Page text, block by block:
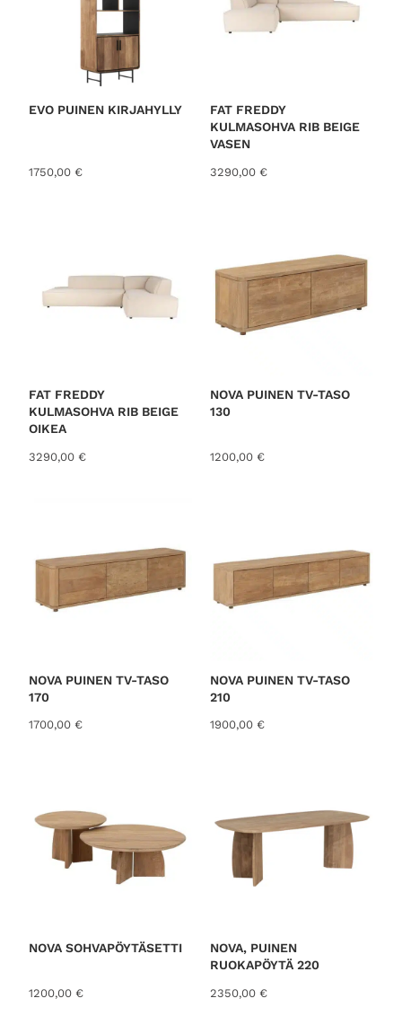
EVO PUINEN KIRJAHYLLY
1750,00 €
FAT FREDDY
KULMASOHVA RIB BEIGE
VASEN
3290,00 €
FAT FREDDY
KULMASOHVA RIB BEIGE
OIKEA
3290,00 €
NOVA PUINEN TV-TASO
130
1200,00 €
NOVA PUINEN TV-TASO
170
1700,00 €
NOVA PUINEN TV-TASO
210
1900,00 €
NOVA SOHVAPÖYTÄSETTI
1200,00 €
NOVA, PUINEN
RUOKAPÖYTÄ 220
2350,00 €